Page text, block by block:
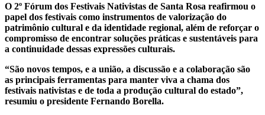
O 2º Fórum dos Festivais Nativistas de Santa Rosa reafirmou o
papel dos festivais como instrumentos de valorização do
patrimônio cultural e da identidade regional, além de reforçar o
compromisso de encontrar soluções práticas e sustentáveis para
a continuidade dessas expressões culturais.
“São novos tempos, e a união, a discussão e a colaboração são
as principais ferramentas para manter viva a chama dos
festivais nativistas e de toda a produção cultural do estado”,
resumiu o presidente Fernando Borella.